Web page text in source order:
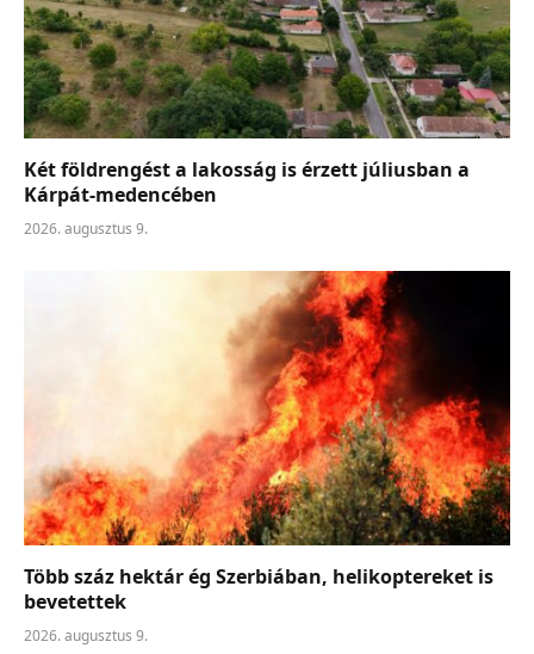
Két földrengést a lakosság is érzett júliusban a
Kárpát-medencében
2026. augusztus 9.
Több száz hektár ég Szerbiában, helikoptereket is
bevetettek
2026. augusztus 9.